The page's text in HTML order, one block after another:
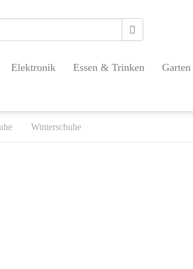
Elektronik Essen & Trinken Garten
Winterschuhe